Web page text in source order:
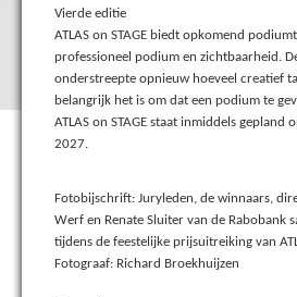
Vierde editie
ATLAS on STAGE biedt opkomend
professioneel podium en zichtbaarheid.
onderstreepte opnieuw hoeveel creatief
belangrijk het is om dat een podium te
ATLAS on STAGE staat inmiddels
2027.
Fotobijschrift: Juryleden, de winnaars,
Werf en Renate Sluiter van de Rabobank
tijdens de feestelijke prijsuitreiking van
Fotograaf: Richard Broekhuijzen